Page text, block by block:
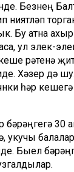
Безнең
торган
Бу атна
ул элек-
рәтенә
Хәзер дә
һәр
30
Быел